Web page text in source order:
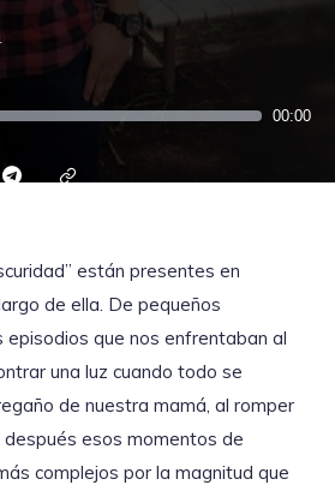
00:00
están presentes en
de ella. De pequeños
que nos enfrentaban al
una luz cuando todo se
de nuestra mamá, al romper
esos momentos de
complejos por la magnitud que